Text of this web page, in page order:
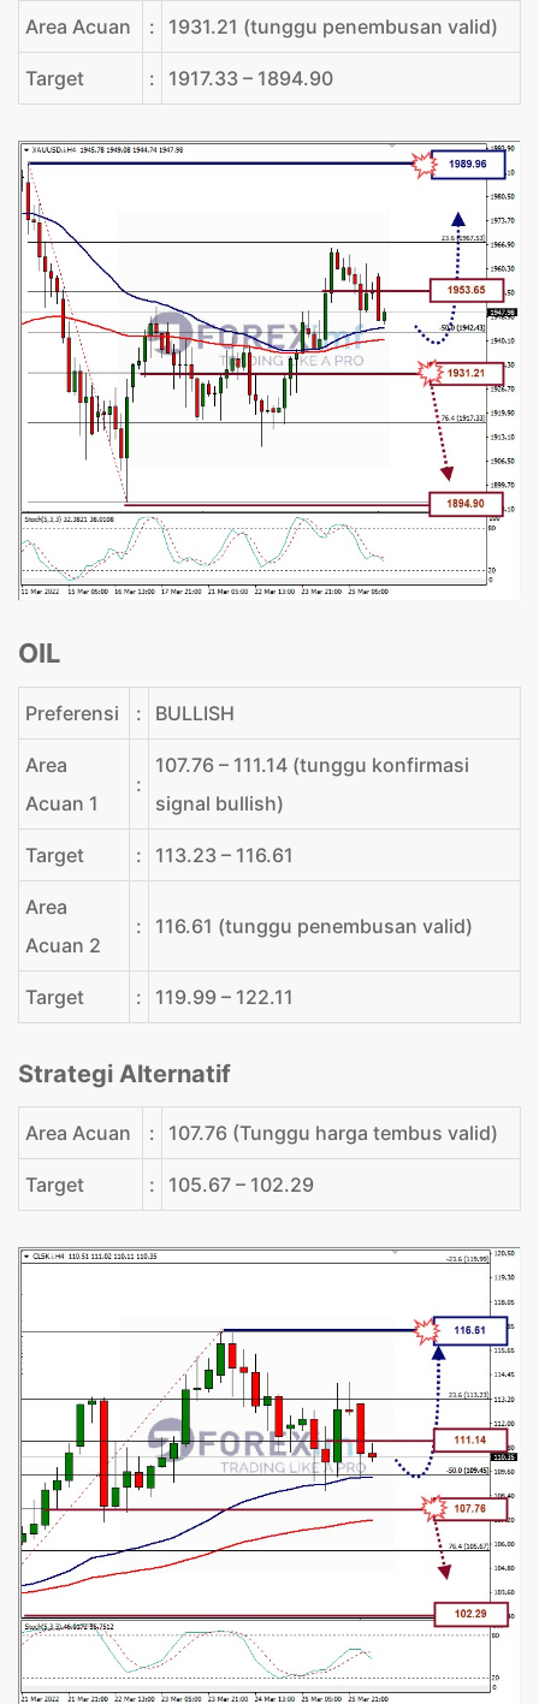
Area Acuan : 1931.21 (tunggu penembusan valid)
Target : 1917.33 – 1894.90
OIL
Preferensi : BULLISH
Area
Acuan 1
:
107.76 – 111.14 (tunggu konfirmasi
signal bullish)
Target : 113.23 – 116.61
Area
Acuan 2
: 116.61 (tunggu penembusan valid)
Target : 119.99 – 122.11
Strategi Alternatif
Area Acuan : 107.76 (Tunggu harga tembus valid)
Target : 105.67 – 102.29